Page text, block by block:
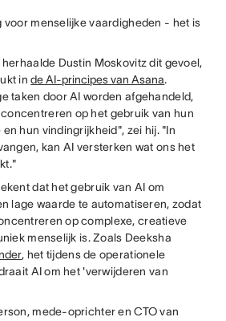
voor menselijke vaardigheden - het is
Dustin Moskovitz dit gevoel,
inde AI-principes van Asana.
taken door AI worden afgehandeld,
op het gebruik van hun
hun vindingrijkheid", zei hij. "In
kan AI versterken wat ons het
dat het gebruik van AI om
lage waarde te automatiseren, zodat
op complexe, creatieve
menselijk is. Zoals Deeksha
, het tijdens de operationele
AI om het 'verwijderen van
mede-oprichter en CTO van